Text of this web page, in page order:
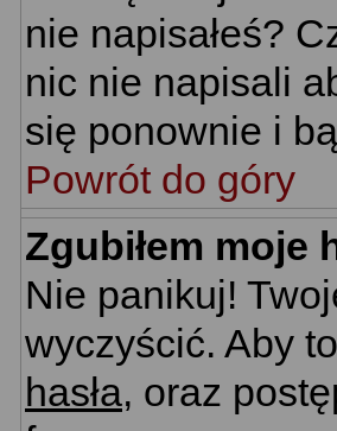
nie napisałeś?
nic nie napisali
się ponownie i
Powrót do góry
Zgubiłem moje
Nie panikuj!
wyczyścić. Aby
hasła, oraz